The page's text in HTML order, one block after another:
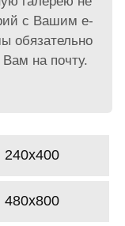
с Вашим e-
обязательно
на почту.
240x400
480x800